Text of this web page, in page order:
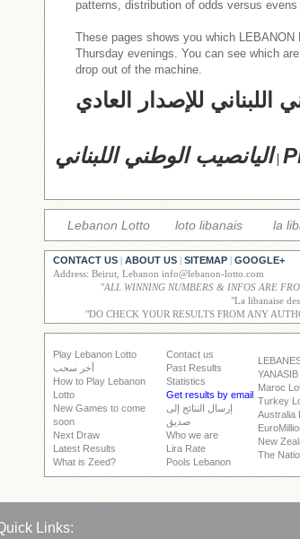
patterns, distribution of odds versus
These pages shows you which
Thursday evenings. You can see which
drop out of the machine.
اللبناني للإصدار العادي
اليانصيب الوطني اللبناني|
Lebanon Lotto loto libanais la
CONTACT US ABOUT US SITEMAP GOOGLE+
Address: Beirut, Lebanon info@lebanon-lotto.com
"
"La libanaise
"DO CHECK YOUR RESULTS FROM ANY
Play Lebanon Lotto
أخر سحب
How to Play Lebanon
Lotto
New Games to come
soon
Next Draw
Latest Results
What is Zeed?
Contact us
Past Results
Statistics
Get results by email
إرسال النتائج إلى
صديق
Who we are
Lira Rate
Pools Lebanon
YANASIB
Maroc
Turkey
Australia
New
The
Links: